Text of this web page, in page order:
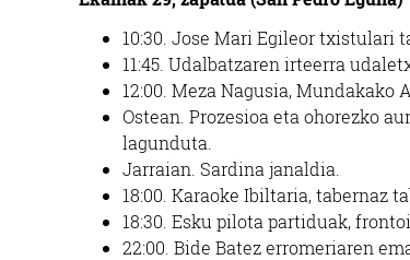
10:30. Jose Mari Egileor txistulari
11:45. Udalbatzaren irteerra
12:00. Meza Nagusia,Mundakako
Ostean. Prozesioa eta ohorezko
lagunduta.
Jarraian. Sardina janaldia.
18:00. Karaoke Ibiltaria, tabernaz
18:30. Esku pilota partiduak,
22:00. Bide Batez erromeriaren